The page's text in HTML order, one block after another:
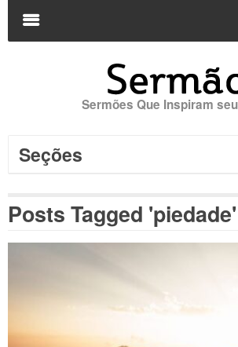
m
Sermões Que Inspiram
Seções
Posts Tagged 'piedade'